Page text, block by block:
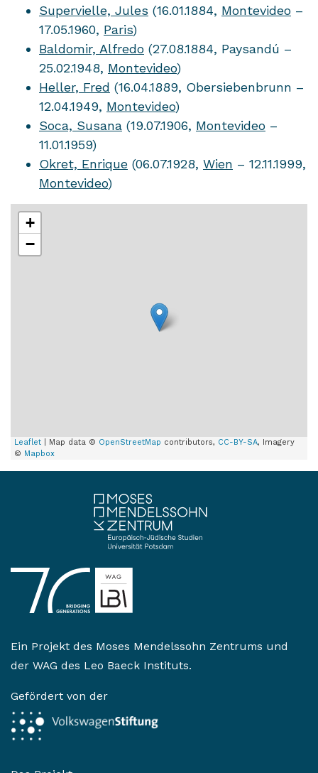
Supervielle, Jules (16.01.1884, Montevideo –
17.05.1960, Paris)
Baldomir, Alfredo (27.08.1884, Paysandú –
25.02.1948, Montevideo)
Heller, Fred (16.04.1889, Obersiebenbrunn –
12.04.1949, Montevideo)
Soca, Susana (19.07.1906, Montevideo –
11.01.1959)
Okret, Enrique (06.07.1928, Wien – 12.11.1999,
Montevideo)
+
−
Leaflet | Map data © OpenStreetMap contributors, CC-BY-SA, Imagery
© Mapbox
Ein Projekt des Moses Mendelssohn Zentrums und
der WAG des Leo Baeck Instituts.
Gefördert von der